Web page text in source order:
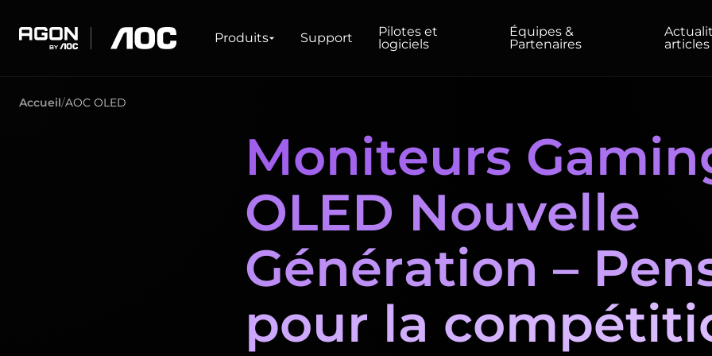
Produits
Produits
Moniteurs
Haute résolution
Professionnel
Portable
Basic
Grands écrans
Support
Pilotes et
logiciels
Équipes &
Partenaires
articles
Accueil AOC OLED
Moniteurs
OLED Nouvelle
Génération –
pour la